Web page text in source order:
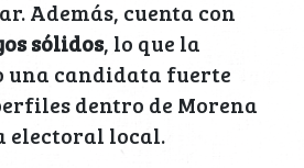
Además, cuenta con
sólidos, lo que la
una candidata fuerte
dentro de Morena
electoral local.